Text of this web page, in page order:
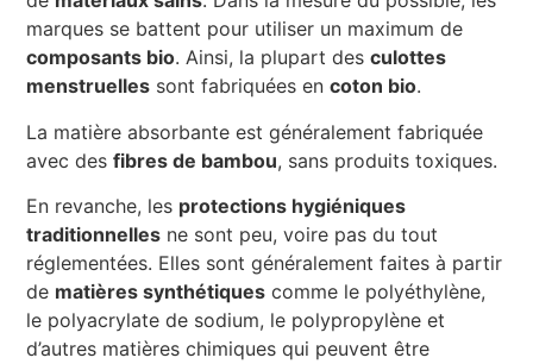
marques se battent pour utiliser un maximum de
composants bio. Ainsi, la plupart desculottes
menstruelles sont fabriquées encoton bio.
La matière absorbante est généralement fabriquée
avec desfibres de bambou, sans produits toxiques.
En revanche, les protections hygiéniques
traditionnelles ne sont peu, voire pas du tout
réglementées. Elles sont généralement faites à partir
de matières synthétiques comme le polyéthylène,
le polyacrylate de sodium, le polypropylène et
d’autres matières chimiques qui peuvent être